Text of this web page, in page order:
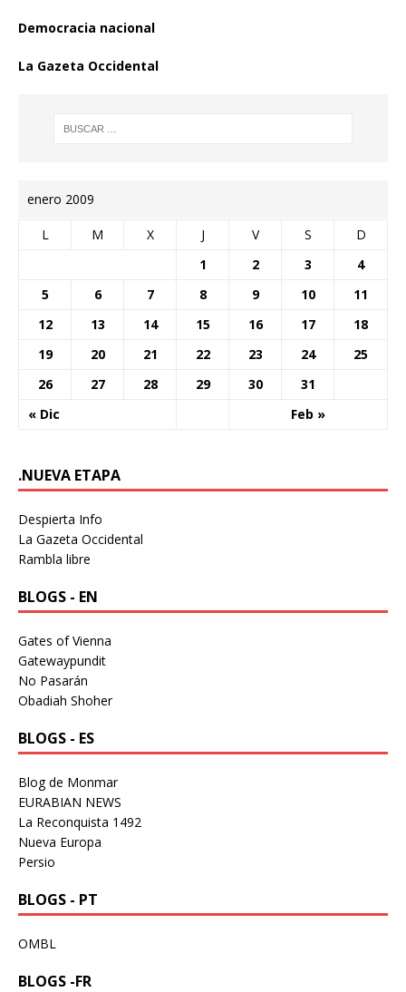
Democracia nacional
La Gazeta Occidental
enero 2009
L M X J V S D
« Dic Feb »
1 2 3
4
5
6 7 8 9 10
11
12
13 14 15 16 17
18
19
20 21 22 23 24
25
26
27 28 29 30 31
.NUEVA ETAPA
Despierta Info
La Gazeta Occidental
Rambla libre
BLOGS - EN
Gates of Vienna
Gatewaypundit
No Pasarán
Obadiah Shoher
BLOGS - ES
Blog de Monmar
EURABIAN NEWS
La Reconquista 1492
Nueva Europa
Persio
BLOGS - PT
OMBL
BLOGS -FR